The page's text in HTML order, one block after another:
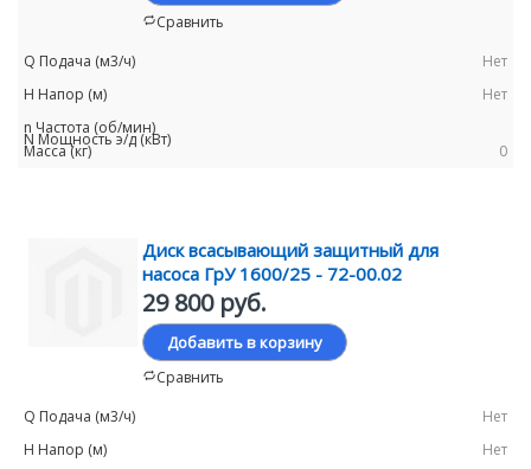
Сравнить
Нет
Нет
0
Диск всасывающий защитный для
насоса ГрУ 1600/25 - 72-00.02
29 800 руб.
Добавить в корзину
Сравнить
Нет
Нет